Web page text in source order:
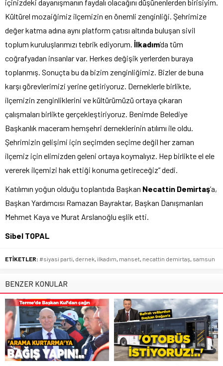
içinizdeki dayanışmanın faydalı olacağını düşünenlerden birisiyim.
Kültürel mozaiğimiz ilçemizin en önemli zenginliği. Şehrimize
değer katma adına aynı platform çatısı altında buluşan sivil
toplum kuruluşlarımızı tebrik ediyorum. İlkadım’da tüm
coğrafyadan insanlar var. Herkes değişik yerlerden buraya
toplanmış. Sonuçta bu da bizim zenginliğimiz. Bizler de buna
karşı görevlerimizi yerine getiriyoruz. Derneklerle birlikte,
ilçemizin zenginliklerini ve kültürümüzü ortaya çıkaran
çalışmaları birlikte gerçekleştiriyoruz. Benimde Belediye
Başkanlık maceram hemşehri derneklerinin atılımı ile oldu.
Şehrimizin gelişimi için seçimden seçime değil her zaman
ilçemiz için elimizden geleni ortaya koymalıyız. Hep birlikte el ele
vererek ilçemizi hak ettiği konuma getireceğiz” dedi.
Katılımın yoğun olduğu toplantıda Başkan Necattin Demirtaş’a,
Başkan Yardımcısı Ramazan Bayraktar, Başkan Danışmanları
Mehmet Kaya ve Murat Arslanoğlu eşlik etti.
Sibel TOPAL
ETİKETLER: #siyasi parti, dernek, ilkadım, manset, necattin demirtaş, samsun
BENZER KONULAR